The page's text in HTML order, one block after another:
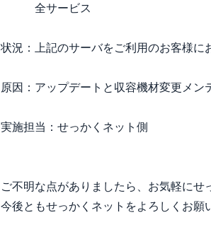
全サービス
状況：上記のサーバをご利用のお客様
原因：アップデートと収容機材変更メン
実施担当：せっかくネット側
ご不明な点がありましたら、お気軽にせ
今後ともせっかくネットをよろしくお願